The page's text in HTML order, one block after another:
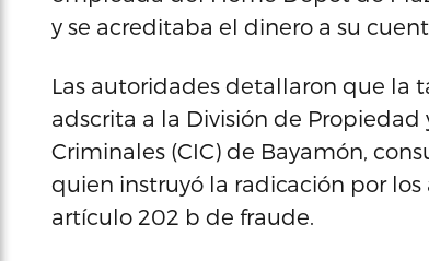
y se acreditaba el dinero a su
Las autoridades detallaron que la
adscrita a la División de
Criminales (CIC) de Bayamón,
quien instruyó la radicación por
artículo 202 b de fraude.